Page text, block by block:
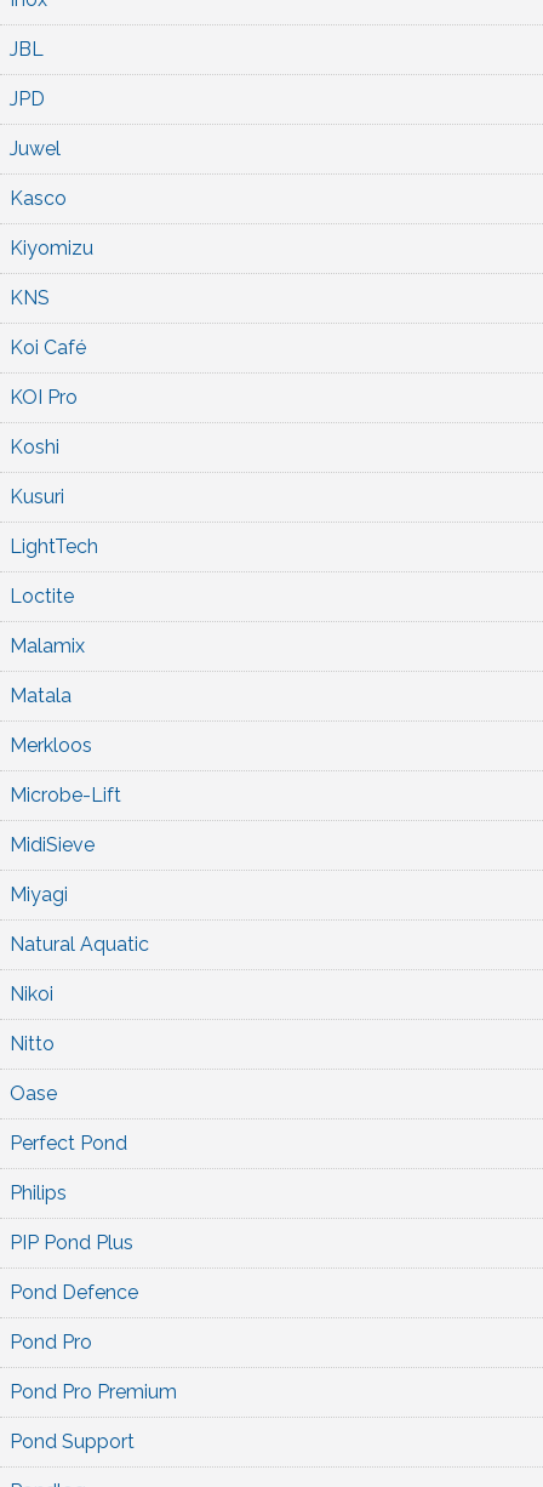
JBL
JPD
Juwel
Kasco
Kiyomizu
KNS
Koi Café
KOI Pro
Koshi
Kusuri
LightTech
Loctite
Malamix
Matala
Merkloos
Microbe-Lift
MidiSieve
Miyagi
Natural Aquatic
Nikoi
Nitto
Oase
Perfect Pond
Philips
PIP Pond Plus
Pond Defence
Pond Pro
Pond Pro Premium
Pond Support